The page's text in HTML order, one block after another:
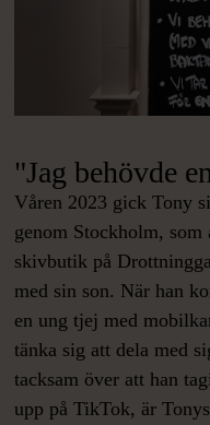
"Jag behövde
Våren 2023 gick Tony
genom Stockholm, som
skivbutik på
med sin son. När han
en ung tjej med
tänka sig att dela med
tacksam över att han
upp på TikTok, är